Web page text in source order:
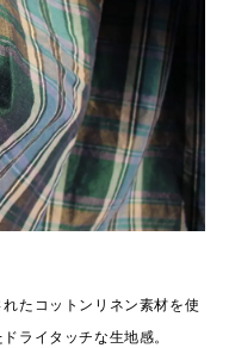
たコットンリネン素材を使
ライタッチな生地感。